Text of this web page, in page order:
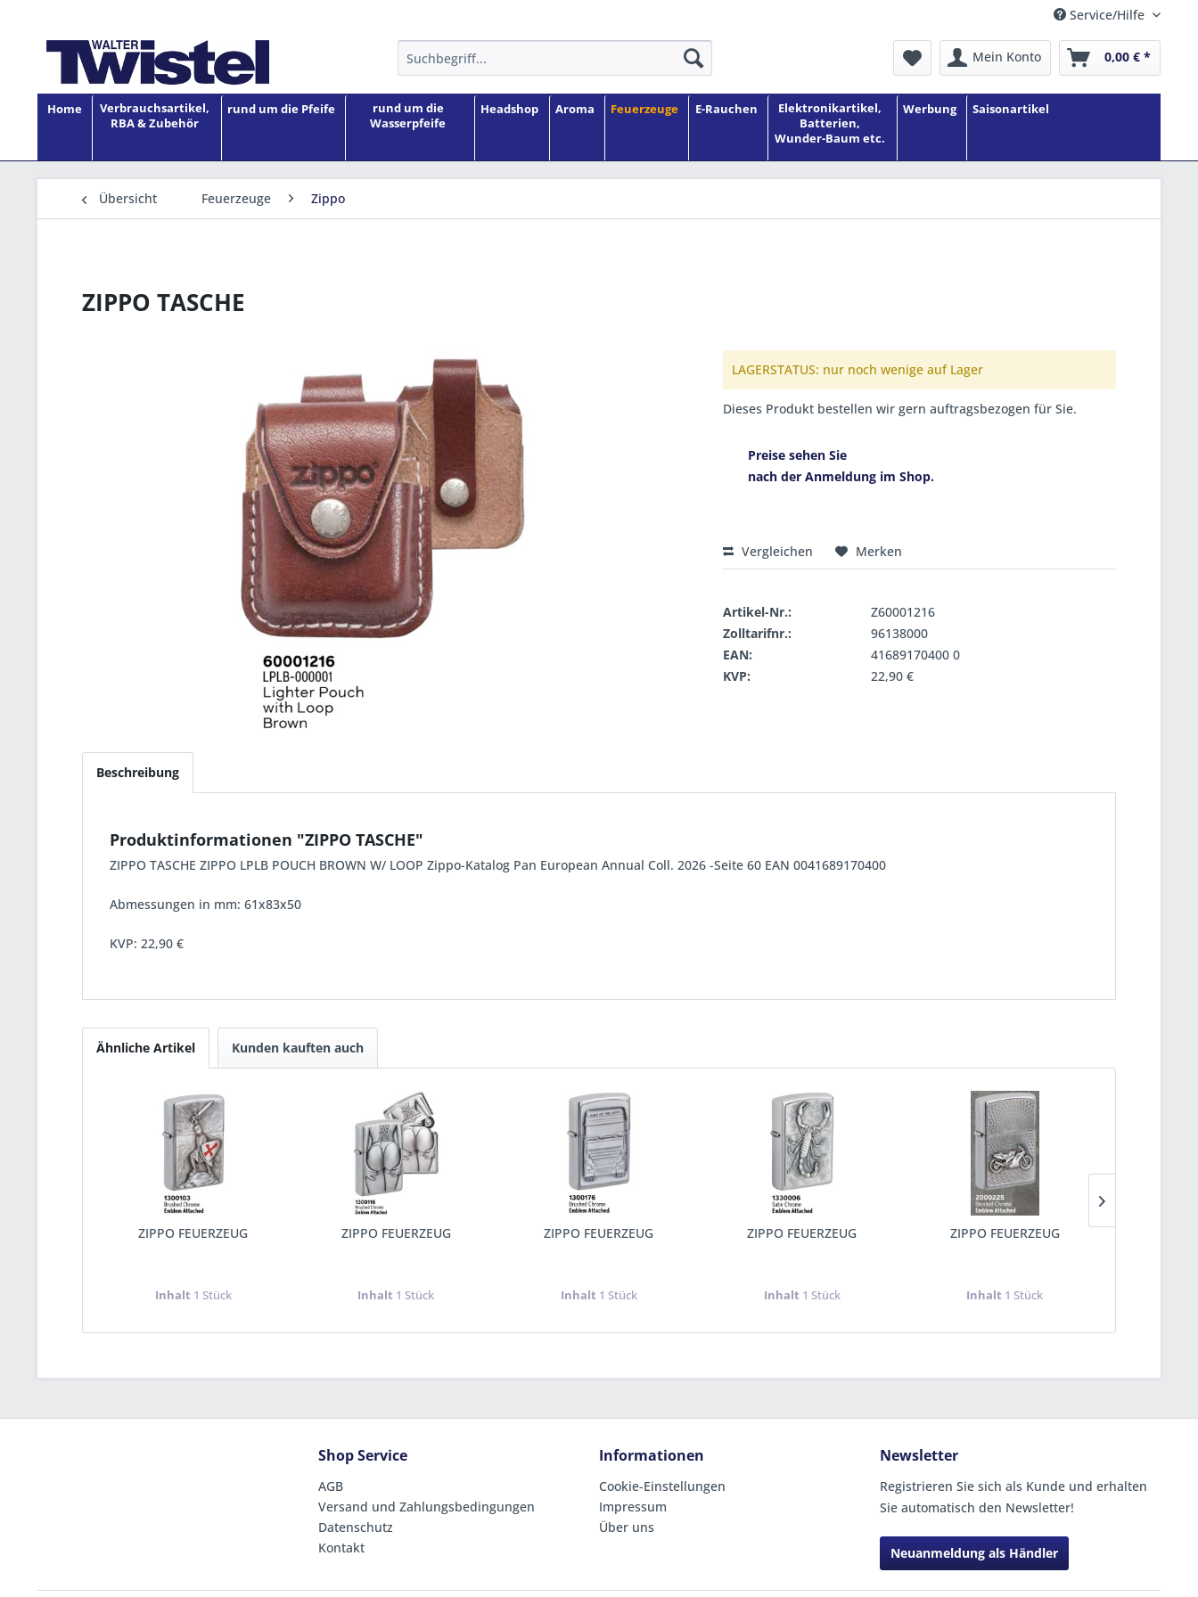
Service/Hilfe
Mein Konto 0,00 € *
Home
Verbrauchsartikel,
RBA & Zubehör
rund um die Pfeife
rund um die
Wasserpfeife
Headshop Aroma Feuerzeuge E-Rauchen
Elektronikartikel,
Batterien,
Wunder-Baum etc.
Werbung Saisonartikel
Übersicht Feuerzeuge Zippo
ZIPPO TASCHE
LAGERSTATUS: nur noch wenige auf Lager
Dieses Produkt bestellen wir gern auftragsbezogen für Sie.
Preise sehen Sie
nach der Anmeldung im Shop.
Vergleichen Merken
Artikel-Nr.:
Z60001216
Zolltarifnr.:
96138000
EAN:
41689170400 0
KVP:
22,90 €
Beschreibung
Produktinformationen "ZIPPO TASCHE"
ZIPPO TASCHE ZIPPO LPLB POUCH BROWN W/ LOOP Zippo-Katalog Pan European Annual Coll. 2026 -Seite 60 EAN 0041689170400
Abmessungen in mm: 61x83x50
KVP: 22,90 €
Ähnliche Artikel Kunden kauften auch
ZIPPO FEUERZEUG
Inhalt 1 Stück
ZIPPO FEUERZEUG
Inhalt 1 Stück
ZIPPO FEUERZEUG
Inhalt 1 Stück
ZIPPO FEUERZEUG
Inhalt 1 Stück
ZIPPO FEUERZEUG
Inhalt 1 Stück
Shop Service
AGB
Versand und Zahlungsbedingungen
Datenschutz
Kontakt
Informationen
Cookie-Einstellungen
Impressum
Über uns
Newsletter
Registrieren Sie sich als Kunde und erhalten
Sie automatisch den Newsletter!
Neuanmeldung als Händler